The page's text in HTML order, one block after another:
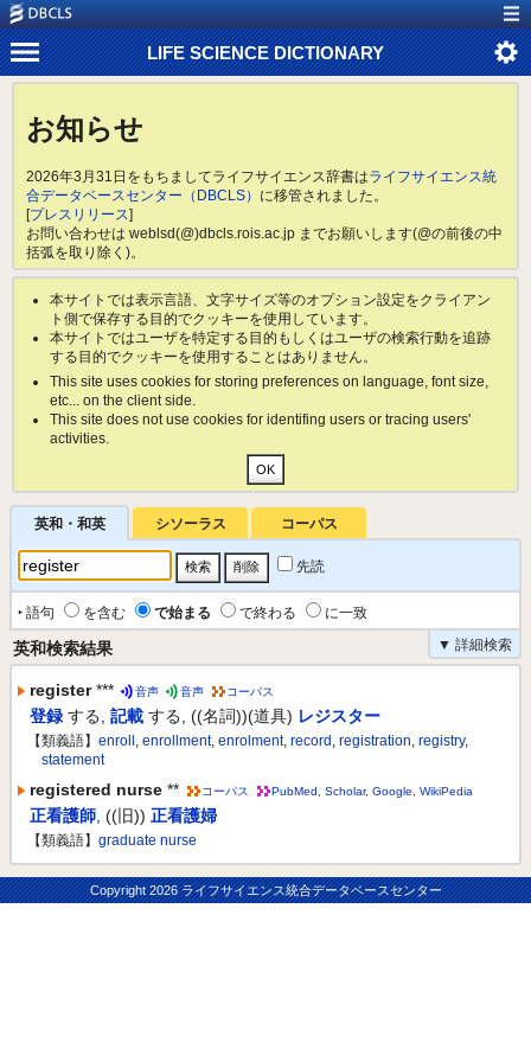
LIFE SCIENCE DICTIONARY
お知らせ
2026年3月31日をもちましてライフサイエンス辞書はライフサイエンス統
合データベースセンター（DBCLS） に移管されました。
[プレスリリース]
お問い合わせは weblsd(@)dbcls.rois.ac.jp までお願いします(@の前後の中
括弧を取り除く)。
本サイトでは表示言語、文字サイズ等のオプション設定をクライアン
ト側で保存する目的でクッキーを使用しています。
本サイトではユーザを特定する目的もしくはユーザの検索行動を追跡
する目的でクッキーを使用することはありません。
This site uses cookies for storing preferences on language, font size,
etc... on the client side.
This site does not use cookies for identifing users or tracing users'
activities.
英和・和英 シソーラス コーパス
先読
‣ 語句 を含む で始まる で終わる
に一致
▼ 詳細検索
英和検索結果
register *** 音声 音声 コーパス
登録 する 記載 する ((名詞))(道具) レジスター
【類義語】 enroll , enrollment, enrolment, record , registration, registry,
statement
registered nurse ** コーパス PubMed Scholar, Google WikiPedia
正看護師 ((旧)) 正看護婦
【類義語】 graduate nurse
Copyright2026 ライフサイエンス統合データベースセンター